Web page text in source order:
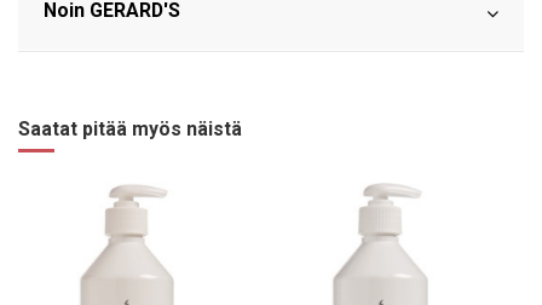
Noin GERARD'S
Saatat pitää myös näistä